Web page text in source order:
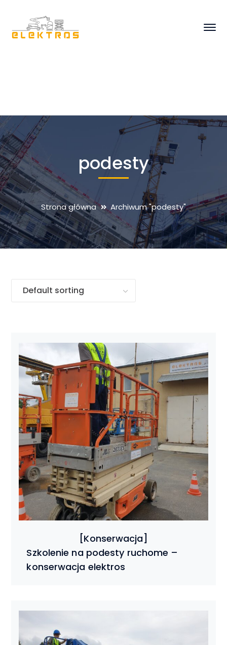
podesty
Strona główna Archiwum "podesty"
Szkolenie na podesty ruchome –
konserwacja elektros